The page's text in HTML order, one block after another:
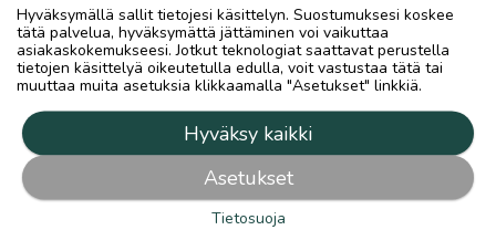
Hyväksymällä sallit tietojesi käsittelyn. Suostumuksesi koskee
tätä palvelua, hyväksymättä jättäminen voi vaikuttaa
asiakaskokemukseesi. Jotkut teknologiat saattavat perustella
tietojen käsittelyä oikeutetulla edulla, voit vastustaa tätä tai
muuttaa muita asetuksia klikkaamalla "Asetukset" linkkiä.
Hyväksy kaikki
Asetukset
Tietosuoja